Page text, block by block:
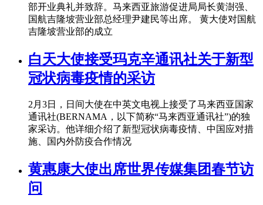
部开业典礼并致辞。马来西亚旅游促进局局长黄澍强、
国航吉隆坡营业部总经理尹建民等出席。 黄大使对国航
吉隆坡营业部的成立
白天大使接受玛克辛通讯社关于新型
冠状病毒疫情的采访
2月3日，日间大使在中英文电视上接受了马来西亚国家
通讯社(BERNAMA，以下简称“马来西亚通讯社”)的独
家采访。他详细介绍了新型冠状病毒疫情、中国应对措
施、国内外防疫合作情况
黄惠康大使出席世界传媒集团春节访
问